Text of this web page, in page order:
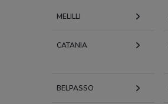
MELILLI
CATANIA
BELPASSO